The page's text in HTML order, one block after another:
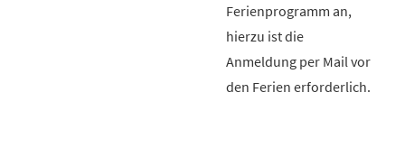
Ferienprogramm an,
hierzu ist die
Anmeldung per Mail vor
den Ferien erforderlich.